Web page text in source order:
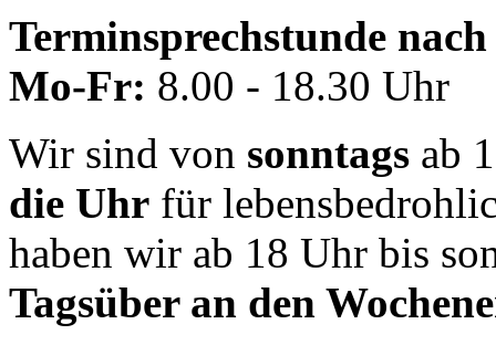
Terminsprechstunde
Mo-Fr: 8.00 - 18.30 Uhr
Wir sind von sonntags ab
die Uhr für
haben wir ab 18 Uhr bis
Tagsüber an den